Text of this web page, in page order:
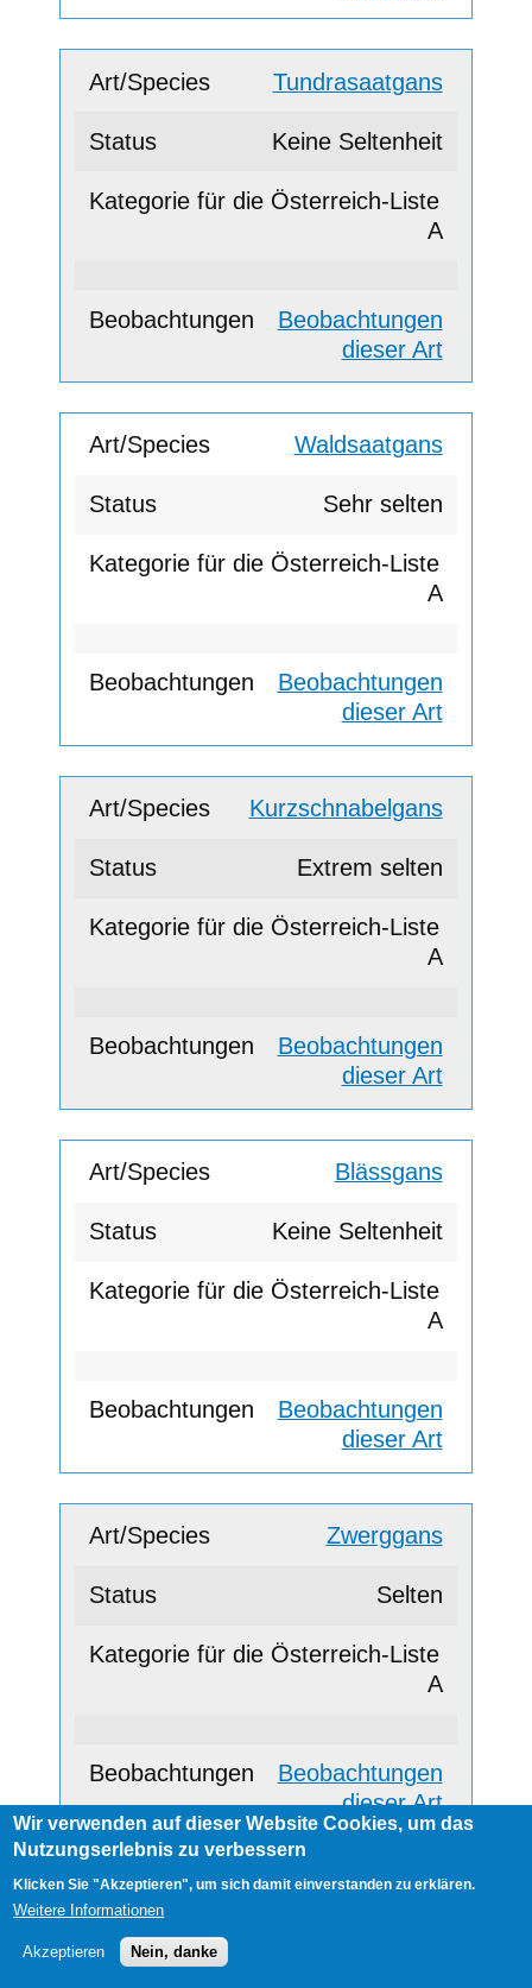
Tundrasaatgans
Keine Seltenheit
A
Beobachtungen
dieser Art
Waldsaatgans
Sehr selten
A
Beobachtungen
dieser Art
Kurzschnabelgans
Extrem selten
A
Beobachtungen
dieser Art
Blässgans
Keine Seltenheit
A
Beobachtungen
dieser Art
Zwerggans
Selten
A
Beobachtungen
dieser Art
Wir verwenden auf dieser Website Cookies, um das
Nutzungserlebnis zu verbessern
Klicken Sie "Akzeptieren", um sich damit einverstanden zu erklären.
Weitere Informationen
Akzeptieren Nein, danke